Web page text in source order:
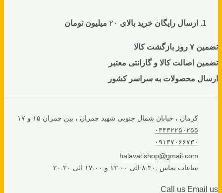
ارسال رایگان خرید بالای میلیون تومان
تضمین ۷ روز بازگشت کالا
تضمین اصالت کالا و گارانتی معتبر
ارسال محصولات به سراسر کشور
کرمان ، خیابان شمال جنوبی شهید چمران ، بین چمران ۱۵ و ۱۷
۰۳۴۳۲۲۵۰۲۵۵
۰۹۱۳۷۰۶۶۷۳۰
halavatishop@gmail.com
ساعات تماس :۸:۳۰ الی ۱۳:۰۰ و ۱۷:۰۰ الی ۲۰:۳۰
Call us Email us